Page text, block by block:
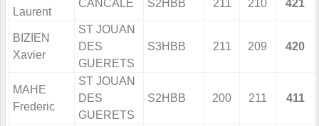
Laurent
CANCALE S2HBB 211 210 421
BIZIEN
Xavier
ST JOUAN
DES
GUERETS
S3HBB 211 209 420
MAHE
Frederic
ST JOUAN
DES
GUERETS
S2HBB 200 211 411